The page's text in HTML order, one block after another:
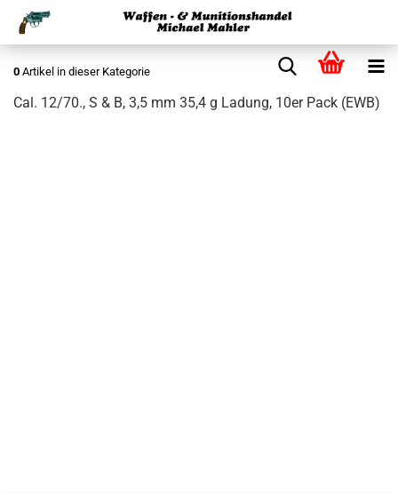
0 Artikel in dieser Kategorie
Cal. 12/70., S & B, 3,5 mm 35,4 g Ladung, 10er Pack (EWB)